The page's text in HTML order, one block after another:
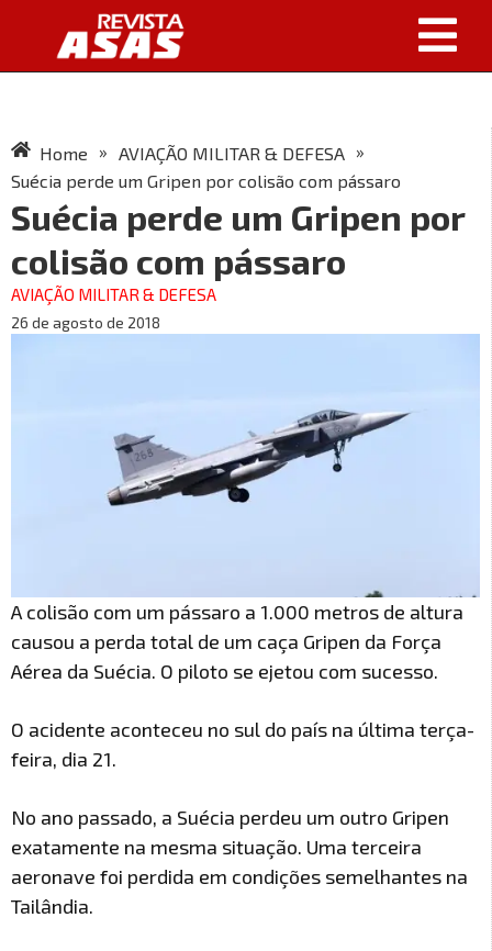
Home » AVIAÇÃO MILITAR & DEFESA »
Suécia perde um Gripen por colisão com pássaro
Suécia perde um Gripen por
colisão com pássaro
AVIAÇÃO MILITAR & DEFESA
26 de agosto de 2018
A colisão com um pássaro a 1.000 metros de altura
causou a perda total de um caça Gripen da Força
Aérea da Suécia. O piloto se ejetou com sucesso.
O acidente aconteceu no sul do país na última terça-
feira, dia 21.
No ano passado, a Suécia perdeu um outro Gripen
exatamente na mesma situação. Uma terceira
aeronave foi perdida em condições semelhantes na
Tailândia.